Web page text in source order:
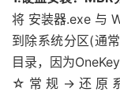
将 安装器.exe 与
到除系统分区(通
目录，因为
☆常规→还原